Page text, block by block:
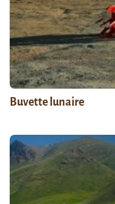
Buvette lunaire